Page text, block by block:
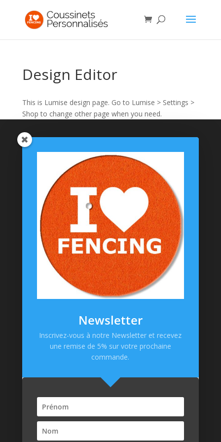
Design Editor
This is Lumise design page. Go to Lumise > Settings >
Shop to change other page when you need.
Catégories de produits
Coussinets Personnalisés
T-shirts
Chaussettes
Goodies
Informations
Messagerie Facebook
Mentions Légales
Politique de confidentialité
Paiement en ligne
Newsletter
Inscrivez-vous à notre Newsletter et recevez
une remise de 5% sur votre prochaine
commande.